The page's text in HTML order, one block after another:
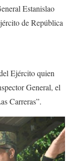
Estanislao
de República
Ejército quien
General, el
Carreras”.